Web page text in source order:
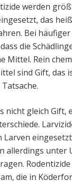
werden
das
Bei
die
Mittel. Rein
sind Gift, das
nicht gleich Gift,
allerdings unter
die in